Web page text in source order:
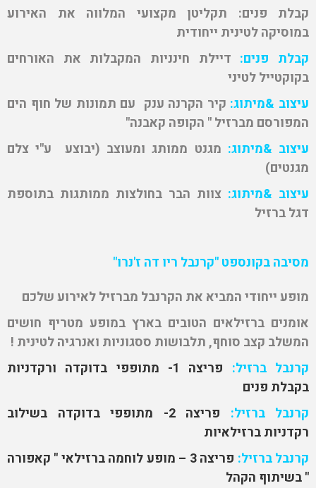
קבלת פנים: תקליטן מקצועי המלווה את האירוע
במוסיקה לטינית ייחודית
קבלת פנים: דיילת חינניות המקבלות את האורחים
בקוקטייל לטיני
עיצוב &מיתוג: קיר הקרנה ענק עם תמונות של חוף הים
המפורסם מברזיל " הקופה קאבנה"
עיצוב &מיתוג: מגנט ממותג ומעוצב (יבוצע ע"י צלם
מגנטים)
עיצוב &מיתוג: צוות הבר בחולצות ממותגות בתוספת
דגל ברזיל
מסיבה בקונספט "קרנבל ריו דה ז'נרו"
מופע ייחודי המביא את הקרנבל מברזיל לאירוע שלכם
אומנים ברזילאים הטובים בארץ במופע מטריף חושים
המשלב קצב סוחף, תלבושות ססגוניות ואנרגיה לטינית !
קרנבל ברזיל: פריצה 1-
מתופפי בדוקדה ורקדניות
בקבלת פנים
קרנבל ברזיל: פריצה 2-
מתופפי בדוקדה בשילוב
רקדניות ברזילאיות
קרנבל ברזיל: פריצה 3 –
מופע לוחמה ברזילאי " קאפורה
" בשיתוף הקהל